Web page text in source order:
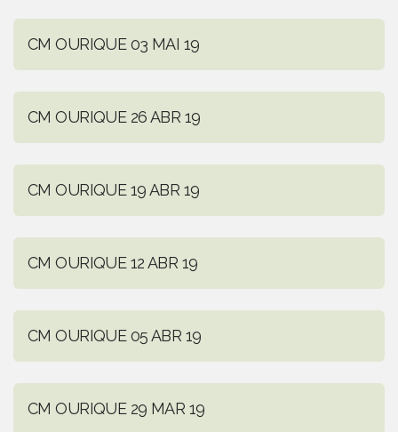
CM OURIQUE 03 MAI 19
CM OURIQUE 26 ABR 19
CM OURIQUE 19 ABR 19
CM OURIQUE 12 ABR 19
CM OURIQUE 05 ABR 19
CM OURIQUE 29 MAR 19